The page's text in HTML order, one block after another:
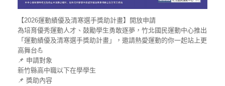
【2026運動績優及清寒選手獎助計畫】開放申請
為培育優秀運動人才、鼓勵學生勇敢逐夢，竹北國民運動中心推出
「運動績優及清寒選手獎助計畫」，邀請熱愛運動的你一起站上更
高舞台💪
📌 申請對象
新竹縣高中職以下在學學生
📌 獎助內容